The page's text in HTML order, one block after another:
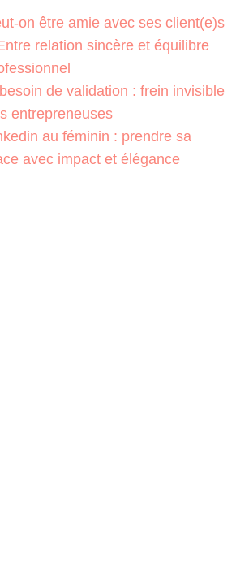
on être amie avec ses client(e)s
relation sincère et équilibre
de validation : frein invisible
entrepreneuses
au féminin : prendre sa
avec impact et élégance